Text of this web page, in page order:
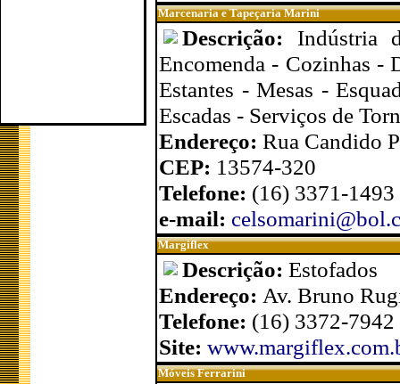
Marcenaria e Tapeçaria Marini
Descrição: Indústria
Encomenda - Cozinhas -
Estantes - Mesas -
Escadas - Serviços de
Endereço: Rua Candido
CEP: 13574-320
Telefone: (16) 3371-
e-mail:
Margiflex
Descrição: Estofados
Endereço: Av. Bruno
Telefone: (16) 3372-7942
Site:
Móveis Ferrarini